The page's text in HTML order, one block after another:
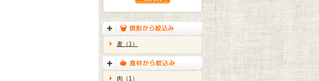
麦（1）
肉（1）